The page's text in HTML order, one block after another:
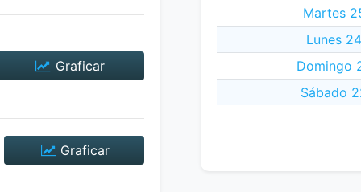
Graficar
Graficar
Martes
Lunes
Domingo
Sábado